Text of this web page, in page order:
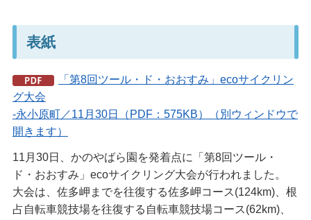
表紙
「第8回ツール・ド・おおすみ」ecoサイクリン
グ大会
-永小原町／11月30日（PDF：575KB）（別ウィンドウで
開きます）
11月30日、かのやばら園を発着点に「第8回ツール・
ド・おおすみ」ecoサイクリング大会が行われました。
大会は、佐多岬までを往復する佐多岬コース(124km)、根
占自転車競技場を往復する自転車競技場コース(62km)、